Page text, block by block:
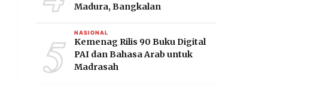
Madura, Bangkalan
5 NASIONAL
Kemenag Rilis 90 Buku Digital
PAI dan Bahasa Arab untuk
Madrasah